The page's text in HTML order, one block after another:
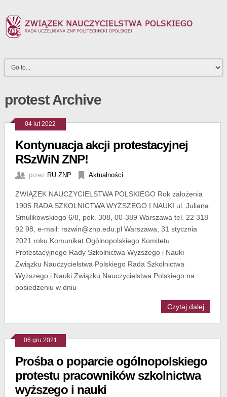
protest Archive
04 lut 2022
Kontynuacja akcji protestacyjnej
RSzWiN ZNP!
przez RU ZNP Aktualności
ZWIĄZEK NAUCZYCIELSTWA POLSKIEGO Rok założenia
1905 RADA SZKOLNICTWA WYŻSZEGO I NAUKI ul. Juliana
Smulikowskiego 6/8, pok. 308, 00-389 Warszawa tel. 22 318
92 98, e-mail: rszwin@znp.edu.pl Warszawa, 31 stycznia
2021 roku Komunikat Ogólnopolskiego Komitetu
Protestacyjnego Rady Szkolnictwa Wyższego i Nauki
Związku Nauczycielstwa Polskiego Rada Szkolnictwa
Wyższego i Nauki Związku Nauczycielstwa Polskiego na
posiedzeniu w dniu
Czytaj dalej
06 gru 2021
Prośba o poparcie ogólnopolskiego
protestu pracowników szkolnictwa
wyższego i nauki